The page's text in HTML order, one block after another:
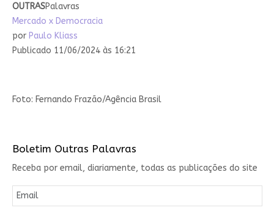
OUTRASPalavras
Mercado x Democracia
por Paulo Kliass
Publicado 11/06/2024 às 16:21
Foto: Fernando Frazão/Agência Brasil
Boletim Outras Palavras
Receba por email, diariamente, todas as publicações do site